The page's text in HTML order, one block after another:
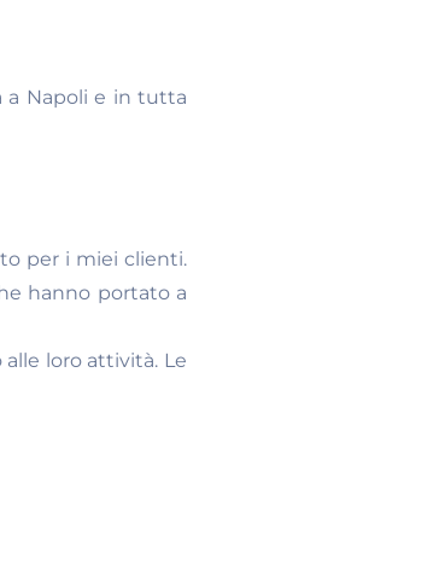
a Napoli e in tutta
per i miei clienti.
hanno portato a
loro attività. Le